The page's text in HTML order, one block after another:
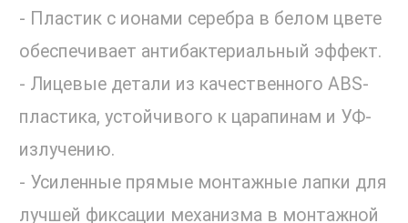
- Пластик с ионами серебра в белом цвете
обеспечивает антибактериальный эффект.
- Лицевые детали из качественного ABS-
пластика, устойчивого к царапинам и УФ-
излучению.
- Усиленные прямые монтажные лапки для
лучшей фиксации механизма в монтажной